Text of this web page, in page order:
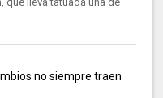
no siempre traen